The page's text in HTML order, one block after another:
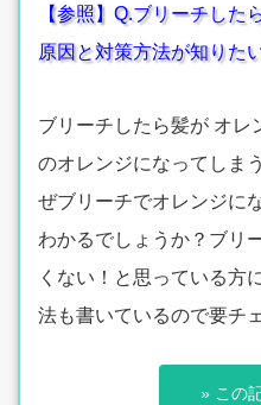
【参照】Q.ブリーチし
原因と対策方法が知りた
ブリーチしたら髪が オ
のオレンジになってしま
ぜブリーチでオレンジに
わかるでしょうか？ブリ
くない！と思っている方
法も書いているので要チ
» この